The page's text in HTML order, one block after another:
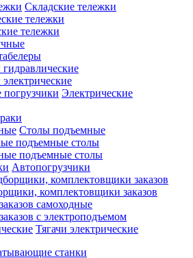
Складские тележки
тележки
тележки
Электрические
Столы подъемные
подъемные столы
подъемные столы
Автопогрузчики
комплектовщики заказов
самоходные
с электроподъемом
Тягачи электрические